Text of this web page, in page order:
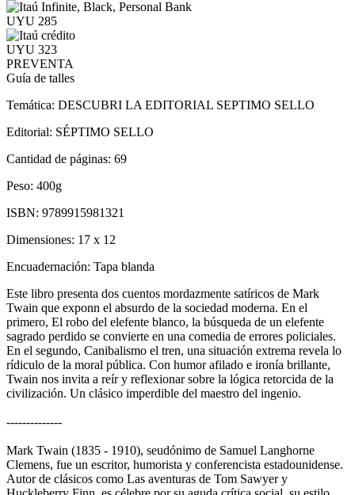
UYU 285
UYU 323
PREVENTA
Guía de talles
Temática: DESCUBRI LA EDITORIAL SEPTIMO SELLO
Editorial: SÉPTIMO SELLO
Cantidad de páginas: 69
Peso: 400g
ISBN: 9789915981321
Dimensiones: 17 x 12
Encuadernación: Tapa blanda
Este libro presenta dos cuentos mordazmente satíricos de Mark
Twain que exponn el absurdo de la sociedad moderna. En el
primero, El robo del elefente blanco, la búsqueda de un elefente
sagrado perdido se convierte en una comedia de errores policiales.
En el segundo, Canibalismo el tren, una situación extrema revela lo
rídiculo de la moral pública. Con humor afilado e ironía brillante,
Twain nos invita a reír y reflexionar sobre la lógica retorcida de la
civilización. Un clásico imperdible del maestro del ingenio.
--------------
Mark Twain (1835 - 1910), seudónimo de Samuel Langhorne
Clemens, fue un escritor, humorista y conferencista estadounidense.
Autor de clásicos como Las aventuras de Tom Sawyer y